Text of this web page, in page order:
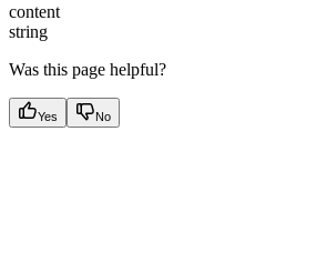
content
string
Was this page helpful?
Yes No